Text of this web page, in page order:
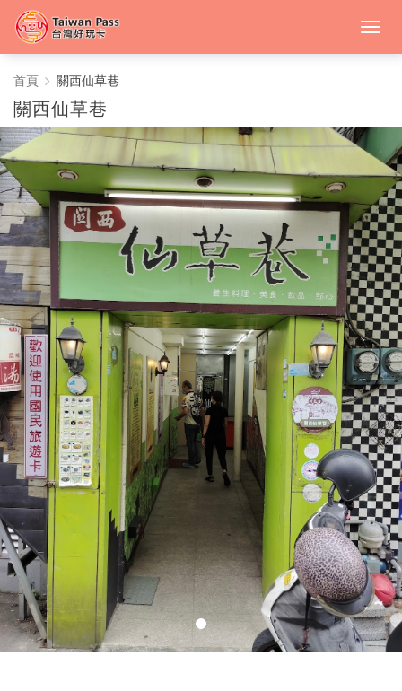
關
西
仙
草
巷
-
中
台
灣
好
玩
卡
首頁 關西仙草巷
關西仙草巷